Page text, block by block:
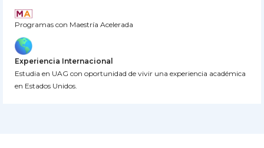
Programas con Maestría Acelerada
Experiencia Internacional
Estudia en UAG con oportunidad de vivir una experiencia académica
en Estados Unidos.